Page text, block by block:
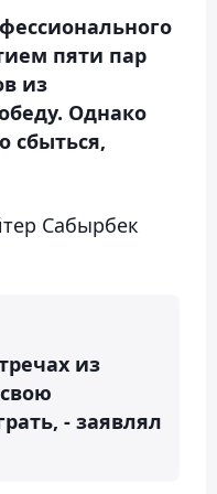
пяти пар
из
Однако
сбыться,
Сабырбек
из
- заявлял